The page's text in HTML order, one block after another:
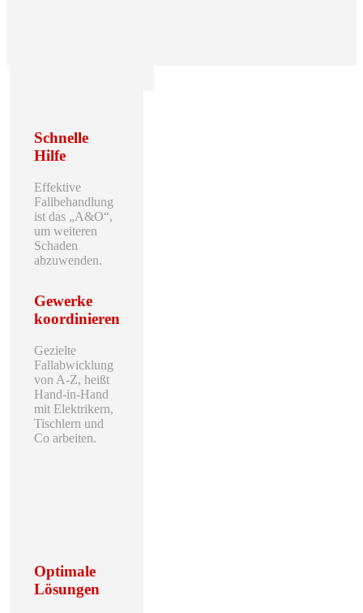
Schnelle
Hilfe
Effektive
Fallbehandlung
ist das „A&O“,
um weiteren
Schaden
abzuwenden.
Gewerke
koordinieren
Gezielte
Fallabwicklung
von A-Z, heißt
Hand-in-Hand
mit Elektrikern,
Tischlern und
Co arbeiten.
Optimale
Lösungen